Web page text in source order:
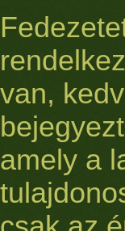
van,
amely a